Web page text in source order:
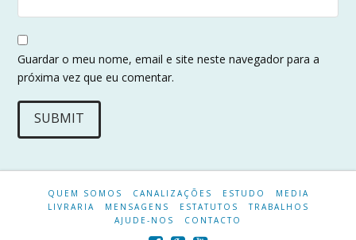
Guardar o meu nome, email e site neste navegador para a
próxima vez que eu comentar.
QUEM SOMOS CANALIZAÇÕES ESTUDO
MEDIA
LIVRARIA
MENSAGENS ESTATUTOS
TRABALHOS
AJUDE-NOS
CONTACTO